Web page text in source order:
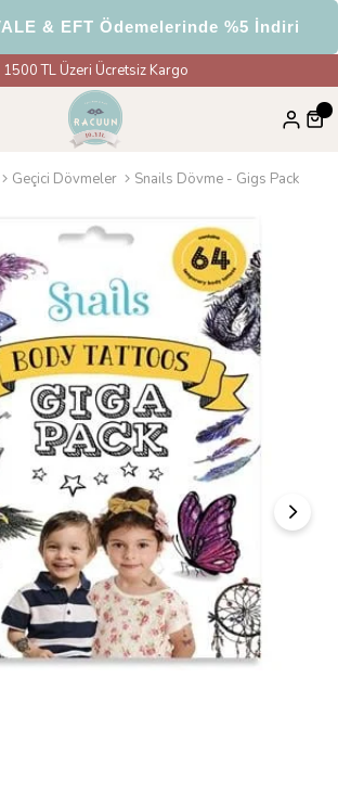
& EFT Ödemelerinde %5 İndirim
1500 TL Üzeri Ücretsiz Kargo
Geçici Dövmeler Snails Dövme - Gigs Pack